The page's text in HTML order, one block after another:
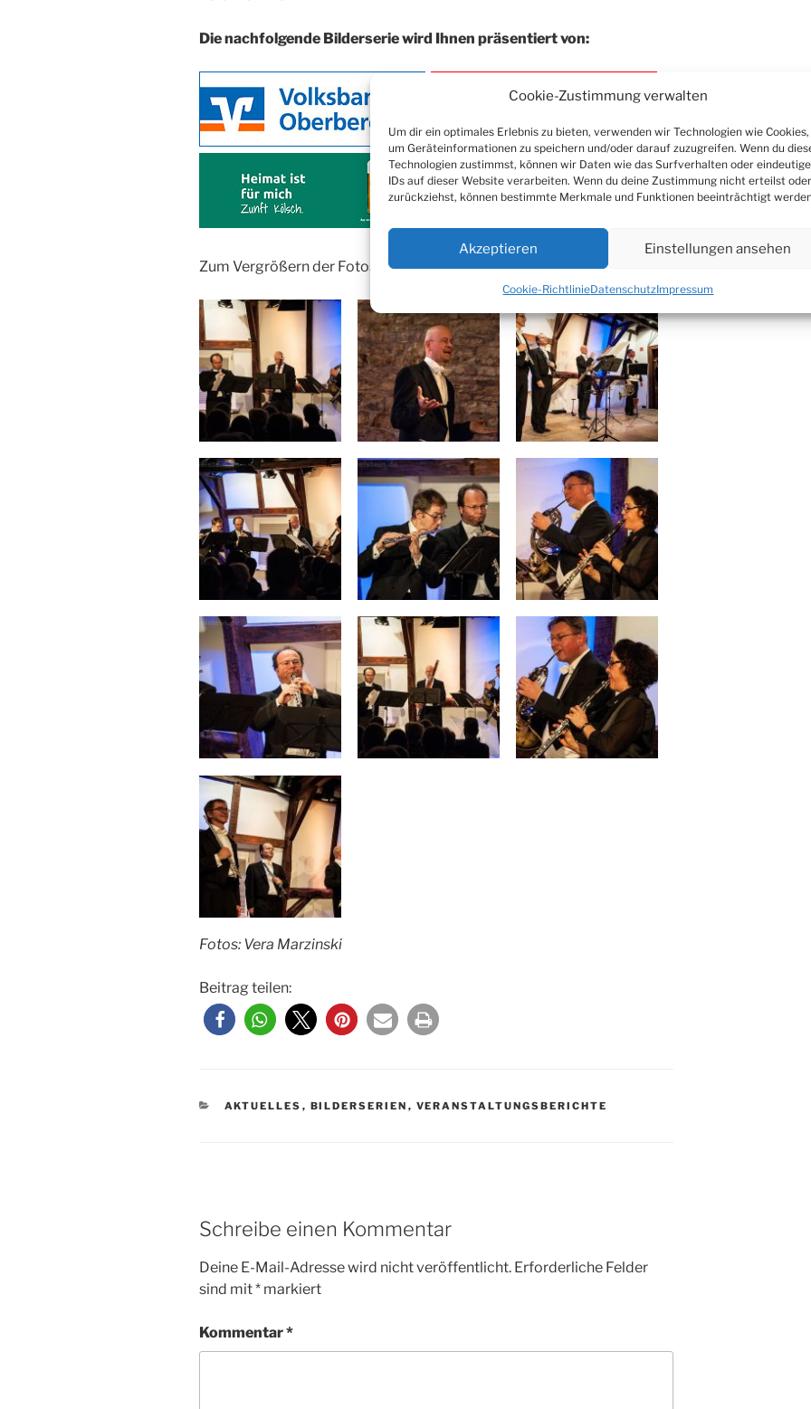
Cookie-Zustimmung verwalten
Um dir ein optimales Erlebnis zu bieten, verwenden wir Technologien wie Cookies,
um Geräteinformationen zu speichern und/oder darauf zuzugreifen. Wenn du
Technologien zustimmst, können wir Daten wie das Surfverhalten oder eindeutige
IDs auf dieser Website verarbeiten. Wenn du deine Zustimmung nicht erteilst oder
zurückziehst, können bestimmte Merkmale und Funktionen beeinträchtigt
Akzeptieren Einstellungen ansehen
Cookie-RichtlinieDatenschutzImpressum
Die nachfolgende Bilderserie wird Ihnen präsentiert von:
Zum Vergrößern der Fotos bitte Vorschaubilder anklicken.
Fotos: Vera Marzinski
Beitrag teilen:
KATEGORIEN
AKTUELLES , BILDERSERIEN , VERANSTALTUNGSBERICHTE
Schreibe einen Kommentar
Deine E-Mail-Adresse wird nicht veröffentlicht. Erforderliche Felder
sind mit* markiert
Kommentar*